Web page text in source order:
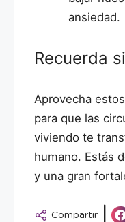
ansiedad.
Recuerda
Aprovecha
para que las
viviendo te
humano. Estás
y una gran
Compartir